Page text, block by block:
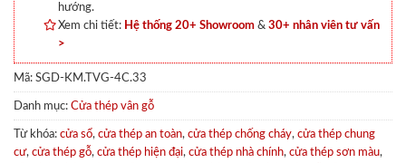
hướng.
Xem chi tiết: Hệ thống 20+ Showroom & 30+ nhân viên tư vấn
>
Mã: SGD-KM.TVG-4C.33
Danh mục: Cửa thép vân gỗ
Từ khóa: cửa sổ, cửa thép an toàn, cửa thép chống cháy, cửa thép chung
cư, cửa thép gỗ, cửa thép hiện đại, cửa thép nhà chính, cửa thép sơn màu,